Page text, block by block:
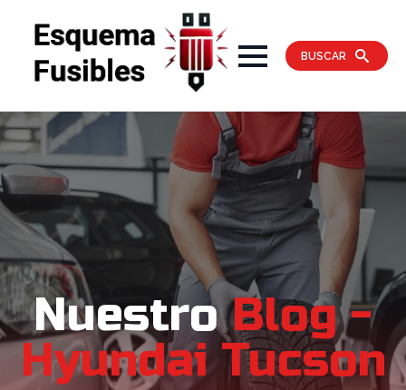
BUSCAR
Nuestro Blog -
Hyundai Tucson